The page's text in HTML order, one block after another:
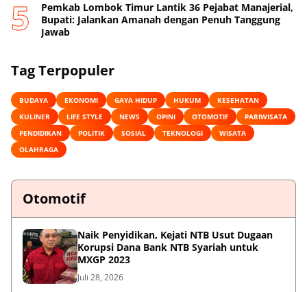
Pemkab Lombok Timur Lantik 36 Pejabat Manajerial,
Bupati: Jalankan Amanah dengan Penuh Tanggung
Jawab
Tag Terpopuler
BUDAYA EKONOMI GAYA HIDUP HUKUM
KESEHATAN
KULINER
LIFE STYLE NEWS OPINI OTOMOTIF
PARIWISATA
PENDIDIKAN
POLITIK SOSIAL TEKNOLOGI
WISATA
OLAHRAGA
Otomotif
Naik Penyidikan, Kejati NTB Usut Dugaan
Korupsi Dana Bank NTB Syariah untuk
MXGP 2023
Juli 28, 2026